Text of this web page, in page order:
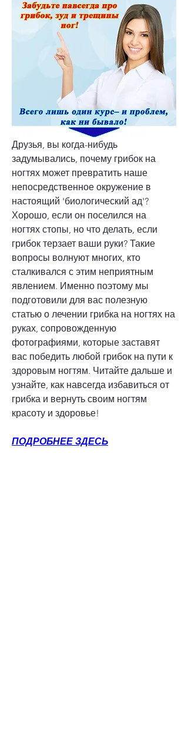
Друзья, вы когда-нибудь
задумывались, почему грибок на
ногтях может превратить наше
непосредственное окружение в
настоящий 'биологический ад'?
Хорошо, если он поселился на
ногтях стопы, но что делать, если
грибок терзает ваши руки? Такие
вопросы волнуют многих, кто
сталкивался с этим неприятным
явлением. Именно поэтому мы
подготовили для вас полезную
статью о лечении грибка на ногтях на
руках, сопровожденную
фотографиями, которые заставят
вас победить любой грибок на пути к
здоровым ногтям. Читайте дальше и
узнайте, как навсегда избавиться от
грибка и вернуть своим ногтям
красоту и здоровье!
ПОДРОБНЕЕ ЗДЕСЬ